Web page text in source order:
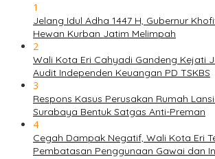
1
Jelang Idul Adha 1447 H, Gubernur
Hewan Kurban Jatim Melimpah
2
Wali Kota Eri Cahyadi Gandeng Kejati
Audit Independen Keuangan PD TSKBS
3
Respons Kasus Perusakan Rumah
Surabaya Bentuk Satgas Anti-Preman
4
Cegah Dampak Negatif, Wali Kota Eri
Pembatasan Penggunaan Gawai dan